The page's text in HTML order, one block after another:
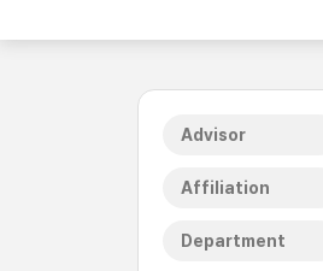
Advisor
Affiliation
Department